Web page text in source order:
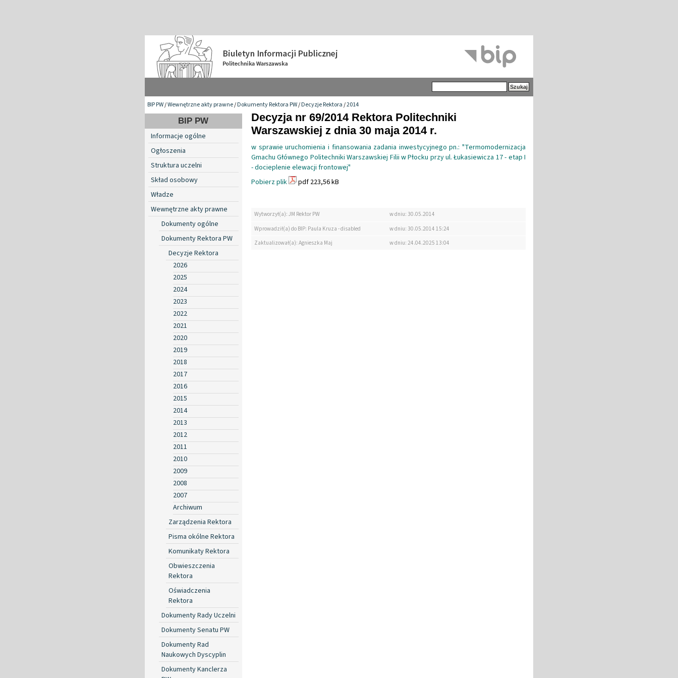
BIP PW/Wewnętrzne akty prawne/Dokumenty Rektora PW/Decyzje Rektora/2014
BIP PW
Informacje ogólne
Ogłoszenia
Struktura uczelni
Skład osobowy
Władze
Wewnętrzne akty prawne
Dokumenty ogólne
Dokumenty Rektora PW
Decyzje Rektora
2026
2025
2024
2023
2022
2021
2020
2019
2018
2017
2016
2015
2014
2013
2012
2011
2010
2009
2008
2007
Archiwum
Zarządzenia Rektora
Pisma okólne Rektora
Komunikaty Rektora
Obwieszczenia
Rektora
Oświadczenia
Rektora
Dokumenty Rady Uczelni
Dokumenty Senatu PW
Dokumenty Rad
Naukowych Dyscyplin
Dokumenty Kanclerza
Decyzja nr 69/2014 Rektora Politechniki
Warszawskiej z dnia 30 maja 2014 r.
w sprawie uruchomienia i finansowania zadania inwestycyjnego pn.: "Termomodernizacja
Gmachu Głównego Politechniki Warszawskiej Filii w Płocku przy ul. Łukasiewicza 17 - etap I
- docieplenie elewacji frontowej"
Pobierz plik
pdf 223,56 kB
Wytworzył(a): JM Rektor PW
w dniu: 30.05.2014
Wprowadził(a) do BIP: Paula Kruza - disabled
w dniu: 30.05.2014 15:24
Zaktualizował(a): Agnieszka Maj
w dniu: 24.04.2025 13:04